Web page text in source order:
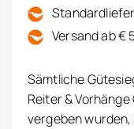
Versand ab €
Sämtliche
Reiter &
vergeben